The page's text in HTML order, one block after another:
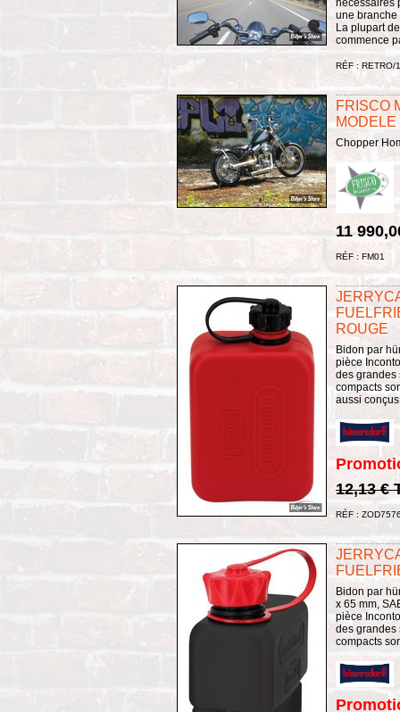
nécessaires
une branche
La plupart
commence
RÉF : RETRO/1
FRISCO
Chopper
11
RÉF : FM01
ROUGE
Bidon par
pièce
des grandes
compacts
aussi
12,13 €
RÉF :
Bidon par
x 65 mm,
pièce
des grandes
compacts